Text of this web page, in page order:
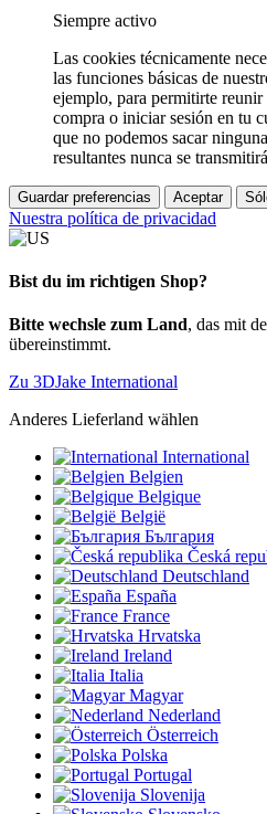
Siempre activo
Las cookies técnicamente
las funciones básicas de
ejemplo, para permitirte reunir
compra o iniciar sesión en tu
que no podemos sacar
resultantes nunca se
Guardar preferencias Aceptar
Nuestra política de privacidad
Bist du im richtigen Shop?
Bitte wechsle zum Land, das mit
übereinstimmt.
Zu 3DJake International
Anderes Lieferland wählen
International
Belgien
Belgique
België
България
Česká
Deutschland
España
France
Hrvatska
Ireland
Italia
Magyar
Nederland
Österreich
Polska
Portugal
Slovenija